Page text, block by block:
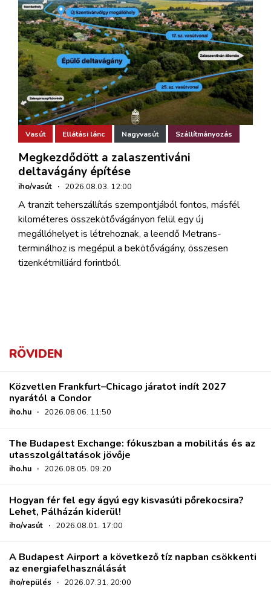
Vasút Ellátási lánc Nagyvasút Szállítmányozás
Megkezdődött a zalaszentiváni
deltavágány építése
iho/vasút · 2026.08.03. 12:00
A tranzit teherszállítás szempontjából fontos, másfél
kilométeres összekötővágányon felül egy új
megállóhelyet is létrehoznak, a leendő Metrans-
terminálhoz is megépül a bekötővágány, összesen
tizenkétmilliárd forintból.
RÖVIDEN
Közvetlen Frankfurt–Chicago járatot indít 2027
nyarától a Condor
iho.hu · 2026.08.06. 11:50
The Budapest Exchange: fókuszban a mobilitás és az
utasszolgáltatások jövője
iho.hu · 2026.08.05. 09:20
Hogyan fér fel egy ágyú egy kisvasúti pőrekocsira?
Lehet, Pálházán kiderül!
iho/vasút · 2026.08.01. 17:00
A Budapest Airport a következő tíz napban csökkenti
az energiafelhasználását
iho/repülés · 2026.07.31. 20:00